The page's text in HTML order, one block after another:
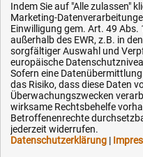
OEM-Ersatzteile
Technik-Hilfe
Downloads
Kontakt
Ihre Hytec-Hydraulik
Schneller Versand,
Indem Sie auf "Alle zulassen"
Marketing-
Einwilligung gem. Art. 49 Abs.
außerhalb des EWR, z.B. in
sorgfältiger Auswahl und
europäische
Sofern eine
das Risiko, dass diese Daten
Überwachungszwecken
wirksame Rechtsbehelfe
Betroffenenrechte
jederzeit widerrufen.
Datenschutzerklärung |